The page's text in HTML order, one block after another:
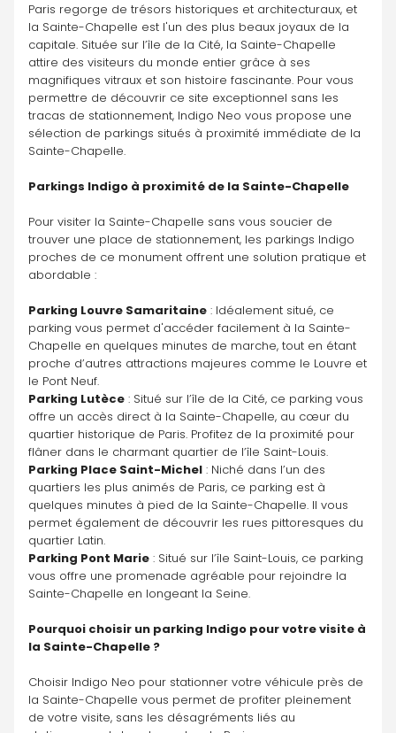
Paris regorge de trésors historiques et architecturaux, et
la Sainte-Chapelle est l'un des plus beaux joyaux de la
capitale. Située sur l’île de la Cité, la Sainte-Chapelle
attire des visiteurs du monde entier grâce à ses
magnifiques vitraux et son histoire fascinante. Pour vous
permettre de découvrir ce site exceptionnel sans les
tracas de stationnement, Indigo Neo vous propose une
sélection de parkings situés à proximité immédiate de la
Sainte-Chapelle.
Parkings Indigo à proximité de la Sainte-Chapelle
Pour visiter la Sainte-Chapelle sans vous soucier de
trouver une place de stationnement, les parkings Indigo
proches de ce monument offrent une solution pratique et
abordable :
Parking Louvre Samaritaine : Idéalement situé, ce
parking vous permet d'accéder facilement à la Sainte-
Chapelle en quelques minutes de marche, tout en étant
proche d’autres attractions majeures comme le Louvre et
le Pont Neuf.
Parking Lutèce : Situé sur l’île de la Cité, ce parking vous
offre un accès direct à la Sainte-Chapelle, au cœur du
quartier historique de Paris. Profitez de la proximité pour
flâner dans le charmant quartier de l’île Saint-Louis.
Parking Place Saint-Michel : Niché dans l’un des
quartiers les plus animés de Paris, ce parking est à
quelques minutes à pied de la Sainte-Chapelle. Il vous
permet également de découvrir les rues pittoresques du
quartier Latin.
Parking Pont Marie : Situé sur l’île Saint-Louis, ce parking
vous offre une promenade agréable pour rejoindre la
Sainte-Chapelle en longeant la Seine.
Pourquoi choisir un parking Indigo pour votre visite à
la Sainte-Chapelle ?
Choisir Indigo Neo pour stationner votre véhicule près de
la Sainte-Chapelle vous permet de profiter pleinement
de votre visite, sans les désagréments liés au